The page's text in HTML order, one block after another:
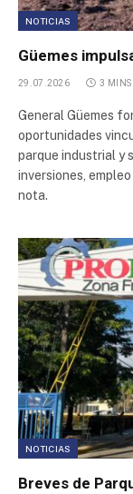
Parque
Parque
Polo
Polígono
Parque
Depósito
Zona
NOTICIAS
Güemes
29.07.2026 3 MINS
General Güemes
oportunidades
parque industrial y
inversiones,
nota.
NOTICIAS
Breves de